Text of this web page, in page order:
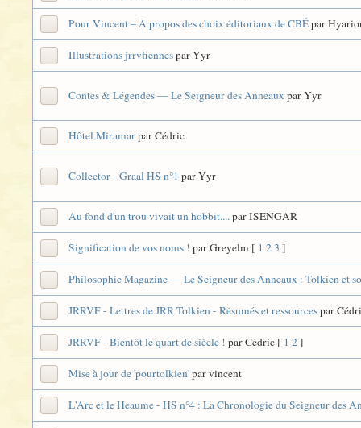
Pour Vincent – À propos des choix éditoriaux de CBÉpar
Illustrations jrrvfiennespar Yyr
Contes & Légendes — Le Seigneur des Anneaux par Yyr
Hôtel Miramarpar Cédric
Collector - Graal HS n°1 par Yyr
Au fond d'un trou vivait un hobbit....par ISENGAR
Signification de vos noms ! par Greyelm [ 1 23 ]
Philosophie Magazine — Le Seigneur des Anneaux : Tolkien et
JRRVF - Lettres de JRR Tolkien - Résumés et ressourcespar
JRRVF - Bientôt le quart de siècle ! par Cédric [ 1 2]
Mise à jour de 'pourtolkien'par vincent
L'Arc et le Heaume - HS n°4 : La Chronologie du Seigneur des